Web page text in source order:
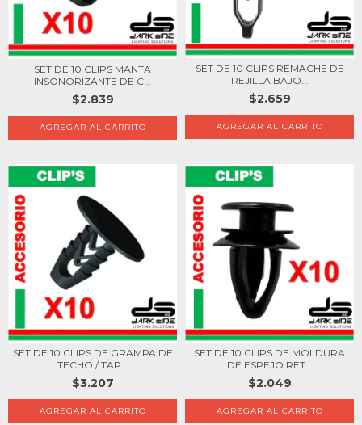
SET DE 10 CLIPS MANTA
INSONORIZANTE DE C...
$2.839
SET DE 10 CLIPS REMACHE DE
REJILLA BAJO...
$2.659
SET DE 10 CLIPS DE GRAMPA DE
TECHO / TAP...
$3.207
SET DE 10 CLIPS DE MOLDURA
DE ESPEJO RET...
$2.049